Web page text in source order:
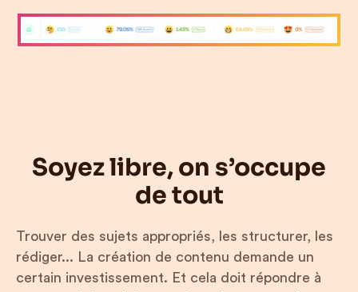
Soyez libre, on s’occupe
de tout
Trouver des sujets appropriés, les structurer, les
rédiger... La création de contenu demande un
certain investissement. Et cela doit répondre à